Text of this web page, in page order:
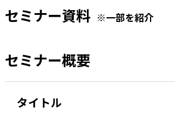
セミナー資料 ※一部を紹介
セミナー概要
タイトル